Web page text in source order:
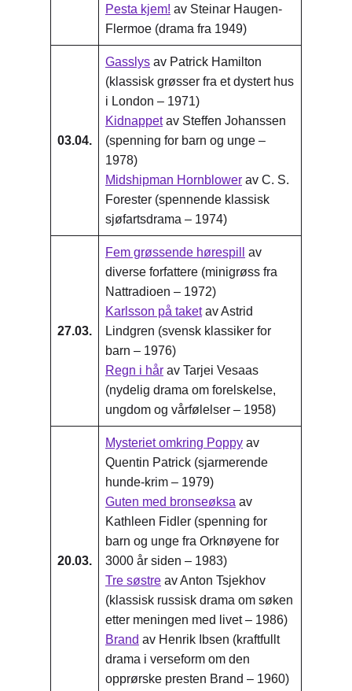
Pesta kjem! av Steinar Haugen-
Flermoe (drama fra 1949)
03.04.
Gasslys av Patrick Hamilton
(klassisk grøsser fra et dystert hus
i London – 1971)
Kidnappetav Steffen Johanssen
(spenning for barn og unge –
1978)
Midshipman Hornblower av C. S.
Forester (spennende klassisk
sjøfartsdrama – 1974)
27.03.
Fem grøssende hørespill
av
diverse forfattere (minigrøss fra
Nattradioen – 1972)
Karlsson på taketav Astrid
Lindgren (svensk klassiker for
barn – 1976)
Regn i hår av Tarjei Vesaas
(nydelig drama om forelskelse,
ungdom og vårfølelser – 1958)
20.03.
Mysteriet omkring Poppy av
Quentin Patrick (sjarmerende
hunde-krim – 1979)
Guten med bronseøksa av
Kathleen Fidler (spenning for
barn og unge fra Orknøyene for
3000 år siden – 1983)
Tre søstre av Anton Tsjekhov
(klassisk russisk drama om søken
etter meningen med livet – 1986)
Brand av Henrik Ibsen (kraftfullt
drama i verseform om den
opprørske presten Brand – 1960)